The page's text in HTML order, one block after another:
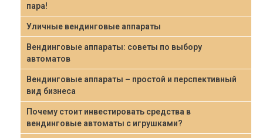
пара!
Уличные вендинговые аппараты
Вендинговые аппараты: советы по выбору
автоматов
Вендинговые аппараты – простой и перспективный
вид бизнеса
Почему стоит инвестировать средства в
вендинговые автоматы с игрушками?